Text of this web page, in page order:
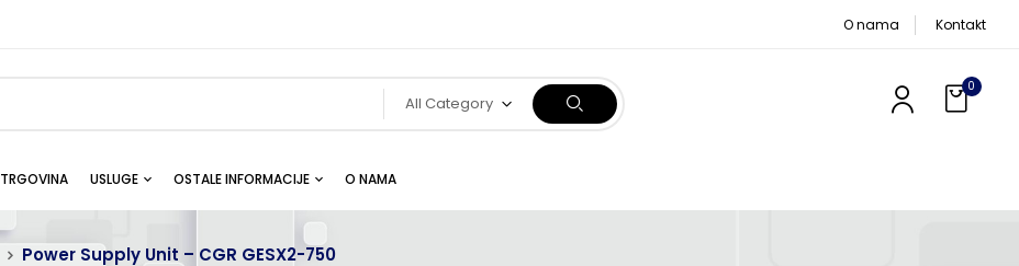
O nama Kontakt
All Category
0
TRGOVINA USLUGE OSTALE INFORMACIJE O NAMA
Power Supply Unit – CGR GESX2-750